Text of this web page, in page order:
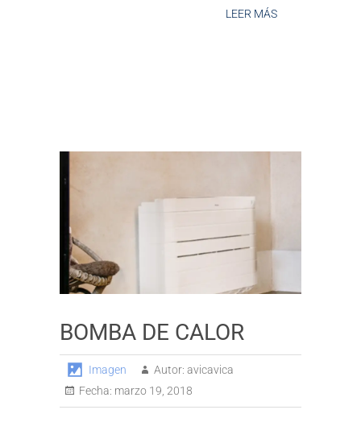
LEER MÁS
BOMBA DE CALOR
Imagen Autor: avicavica
Fecha: marzo 19, 2018